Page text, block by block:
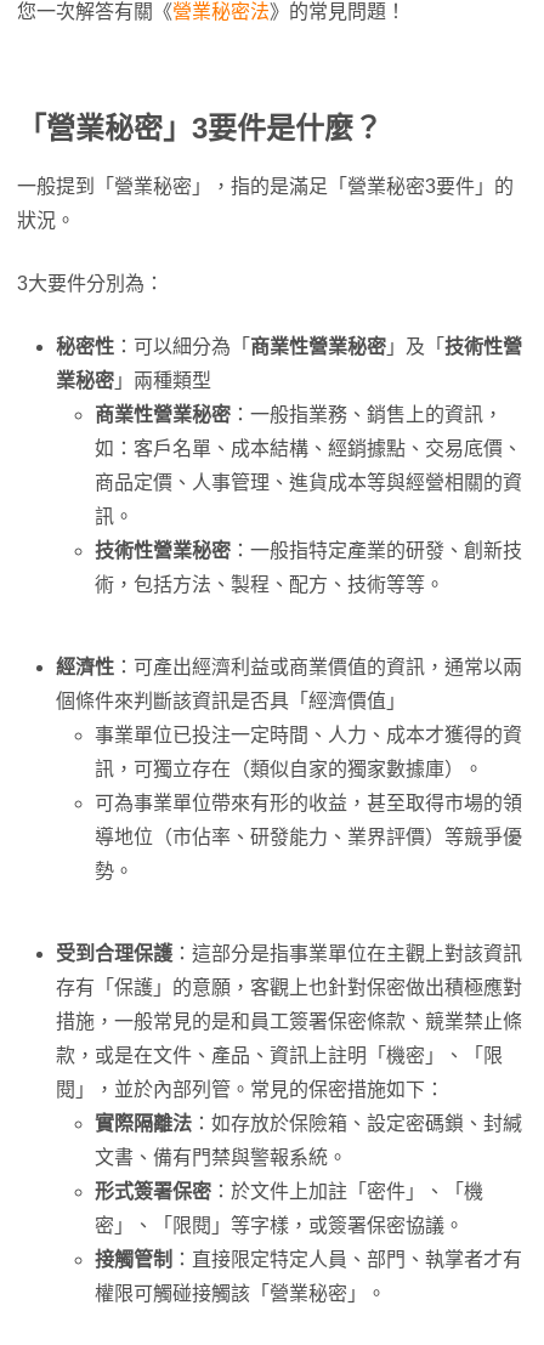
您一次解答有關《營業秘密法》的常見問題！
「營業秘密」3要件是什麼？
一般提到「營業秘密」，指的是滿足「營業秘密3要件」的
狀況。
3大要件分別為：
秘密性 ：可以細分為「 商業性營業秘密 」及「 技術性營
業秘密 」兩種類型
商業性營業秘密 ：一般指業務、銷售上的資訊，
如：客戶名單、成本結構、經銷據點、交易底價、
商品定價、人事管理、進貨成本等與經營相關的資
訊。
技術性營業秘密 ：一般指特定產業的研發、創新技
術，包括方法、製程、配方、技術等等。
經濟性 ：可產出經濟利益或商業價值的資訊，通常以兩
個條件來判斷該資訊是否具「經濟價值」
事業單位已投注一定時間、人力、成本才獲得的資
訊，可獨立存在（類似自家的獨家數據庫）。
可為事業單位帶來有形的收益，甚至取得市場的領
導地位（市佔率、研發能力、業界評價）等競爭優
勢。
受到合理保護 ：這部分是指事業單位在主觀上對該資訊
存有「保護」的意願，客觀上也針對保密做出積極應對
措施，一般常見的是和員工簽署保密條款、競業禁止條
款，或是在文件、產品、資訊上註明「機密」、「限
閱」，並於內部列管。常見的保密措施如下：
實際隔離法 ：如存放於保險箱、設定密碼鎖、封緘
文書、備有門禁與警報系統。
形式簽署保密 ：於文件上加註「密件」、「機
密」、「限閱」等字樣，或簽署保密協議。
接觸管制 ：直接限定特定人員、部門、執掌者才有
權限可觸碰接觸該「營業秘密」。